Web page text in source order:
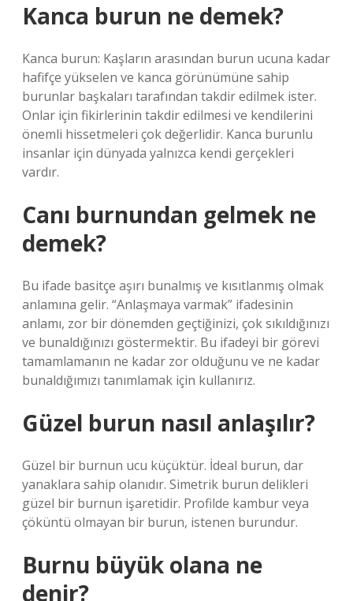
Kanca burun ne demek?
Kanca burun: Kaşların arasından burun ucuna kadar
hafifçe yükselen ve kanca görünümüne sahip
burunlar başkaları tarafından takdir edilmek ister.
Onlar için fikirlerinin takdir edilmesi ve kendilerini
önemli hissetmeleri çok değerlidir. Kanca burunlu
insanlar için dünyada yalnızca kendi gerçekleri
vardır.
Canı burnundan gelmek ne
demek?
Bu ifade basitçe aşırı bunalmış ve kısıtlanmış olmak
anlamına gelir. “Anlaşmaya varmak” ifadesinin
anlamı, zor bir dönemden geçtiğinizi, çok sıkıldığınızı
ve bunaldığınızı göstermektir. Bu ifadeyi bir görevi
tamamlamanın ne kadar zor olduğunu ve ne kadar
bunaldığımızı tanımlamak için kullanırız.
Güzel burun nasıl anlaşılır?
Güzel bir burnun ucu küçüktür. İdeal burun, dar
yanaklara sahip olanıdır. Simetrik burun delikleri
güzel bir burnun işaretidir. Profilde kambur veya
çöküntü olmayan bir burun, istenen burundur.
Burnu büyük olana ne
denir?